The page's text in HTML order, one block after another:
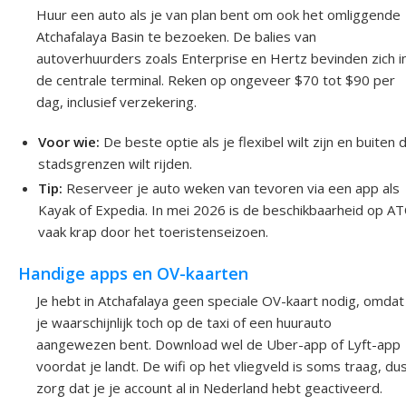
Huur een auto als je van plan bent om ook het omliggende
Atchafalaya Basin te bezoeken. De balies van
autoverhuurders zoals Enterprise en Hertz bevinden zich
de centrale terminal. Reken op ongeveer $70 tot $90 per
dag, inclusief verzekering.
Voor wie: De beste optie als je flexibel wilt zijn en buiten
stadsgrenzen wilt rijden.
Tip: Reserveer je auto weken van tevoren via een app als
Kayak of Expedia. In mei 2026 is de beschikbaarheid op
vaak krap door het toeristenseizoen.
Handige apps en OV-kaarten
Je hebt in Atchafalaya geen speciale OV-kaart nodig, omdat
je waarschijnlijk toch op de taxi of een huurauto
aangewezen bent. Download wel de Uber-app of Lyft-app
voordat je landt. De wifi op het vliegveld is soms traag,
zorg dat je je account al in Nederland hebt geactiveerd.